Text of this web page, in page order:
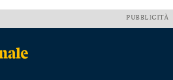
PUBBLICITÀ